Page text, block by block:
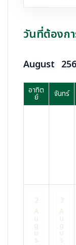
วันที่ต้องก
August
อาทิต
ย์ จันทร์
2
A
u
g
u
s
3
A
u
g
u
s